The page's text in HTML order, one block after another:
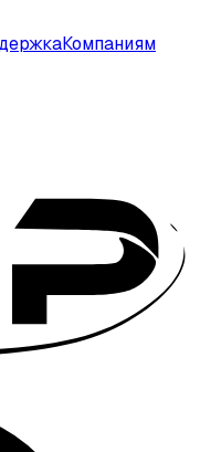
Компаниям